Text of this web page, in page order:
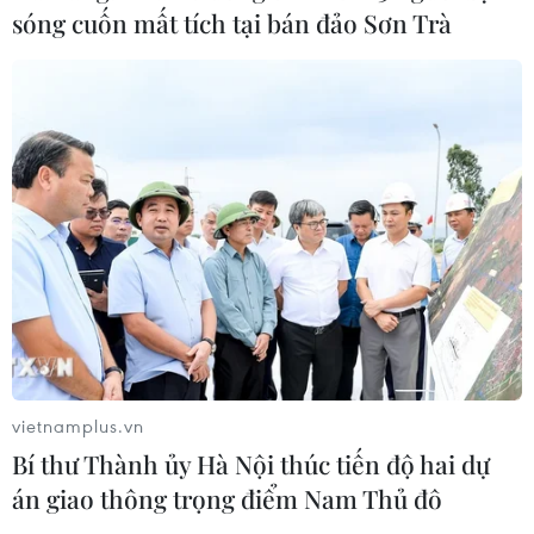
06/08/2026 04:45
Từ mở rộng số lượng đến nâng cao
chất lượng doanh nghiệp tư nhân ở
Tây Ninh
06/08/2026 04:23
Alphabet cải tổ hàng ngũ lãnh đạo
giữa cuộc đua AGI
06/08/2026 04:22
sóng cuốn mất tích tại bán đảo Sơn Trà
vietnamplus.vn
Bí thư Thành ủy Hà Nội thúc tiến độ hai dự
án giao thông trọng điểm Nam Thủ đô